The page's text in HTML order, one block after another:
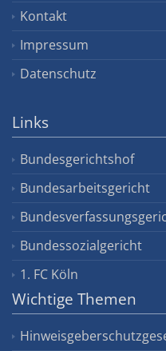
Kontakt
Impressum
Datenschutz
Links
Bundesgerichtshof
Bundesarbeitsgericht
Bundessozialgericht
1. FC Köln
Wichtige Themen